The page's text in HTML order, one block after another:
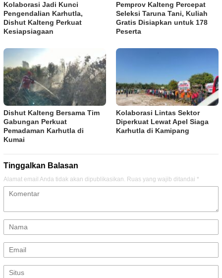
Kolaborasi Jadi Kunci
Pengendalian Karhutla,
Dishut Kalteng Perkuat
Kesiapsiagaan
Pemprov Kalteng Percepat
Seleksi Taruna Tani, Kuliah
Gratis Disiapkan untuk 178
Peserta
Dishut Kalteng Bersama Tim
Gabungan Perkuat
Pemadaman Karhutla di
Kumai
Kolaborasi Lintas Sektor
Diperkuat Lewat Apel Siaga
Karhutla di Kamipang
Tinggalkan Balasan
Alamat email Anda tidak akan dipublikasikan. Ruas yang wajib ditandai *